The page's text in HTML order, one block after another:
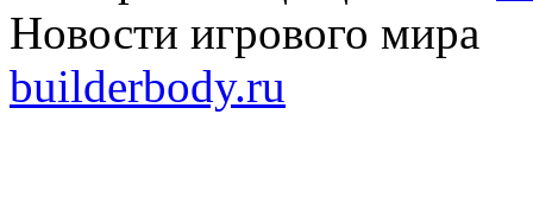
Новости игрового мира
builderbody.ru